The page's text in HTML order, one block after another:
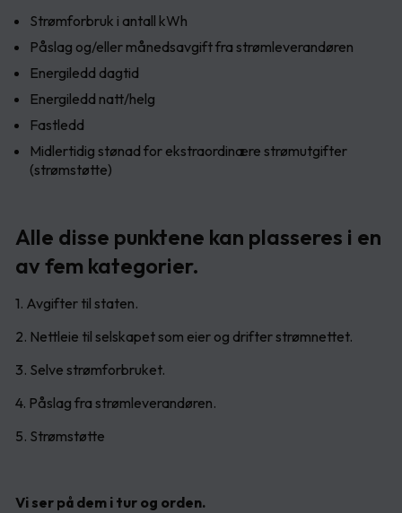
Strømforbruk i antall kWh
Påslag og/eller månedsavgift fra strømleverandøren
Energiledd dagtid
Energiledd natt/helg
Fastledd
Midlertidig stønad for ekstraordinære strømutgifter
(strømstøtte)
Alle disse punktene kan plasseres i en
av fem kategorier.
1. Avgifter til staten.
2. Nettleie til selskapet som eier og drifter strømnettet.
3. Selve strømforbruket.
4. Påslag fra strømleverandøren.
5. Strømstøtte
Vi ser på dem i tur og orden.